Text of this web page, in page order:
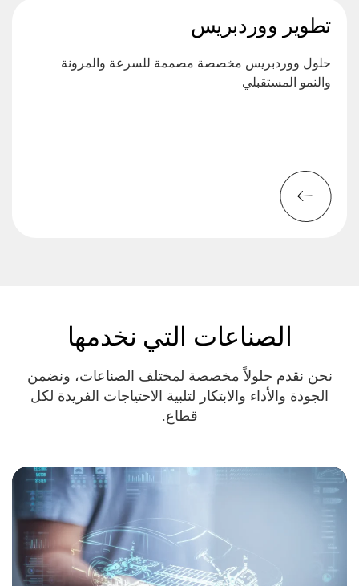
تطوير ووردبريس
حلول ووردبريس مخصصة مصممة للسرعة والمرونة
والنمو المستقبلي
الصناعات التي نخدمها
نحن نقدم حلولاً مخصصة لمختلف الصناعات، ونضمن
الجودة والأداء والابتكار لتلبية الاحتياجات الفريدة لكل
قطاع.